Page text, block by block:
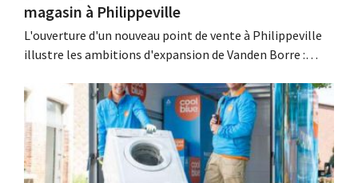
magasin à Philippeville
L'ouverture d'un nouveau point de vente à Philippeville
illustre les ambitions d'expansion de Vanden Borre :
détaillant d'électroménager à moins de 15 minutes de
chez lui.